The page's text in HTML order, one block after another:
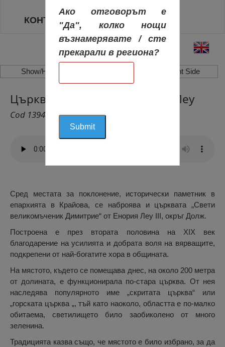
КОНТАКТИ
Show/Hide Left Side Show/Hide Right Side
Църквата „Свети Димитрие”, Леу
Cod 1394
Сред местата за поклонение, исторически паметник в
епархията в Крайова, се наброява и църквата „Свети
великомъченик Димитрие“ от Енория Леу III, окръг Долж.
Построена е през втората половина на XIX век
благодарение на усилията и добрата воля на вярващите,
подкрепени от най-богатите хора в общината.
На мястото, където се помещава днес, на около 200 метра
от долината, е функционирала по-стара църква. От нея
наследява популярното име „скритата църква“ или
„горската църква „, тъй като наоколо, областта е по-малко
обитаема, светилището било заобиколено от много
зеленина.
Традицията казва също, че мястото е било избрано, за да
Ако отговорът е
"Да", колко нощи
възнамерявате / сте
прекарали в региона?